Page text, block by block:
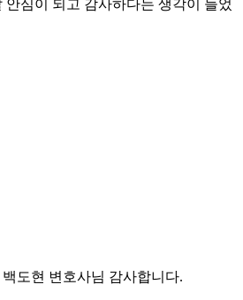
안심이 되고 감사하다는 생각이 들었
도현 변호사님 감사합니다.